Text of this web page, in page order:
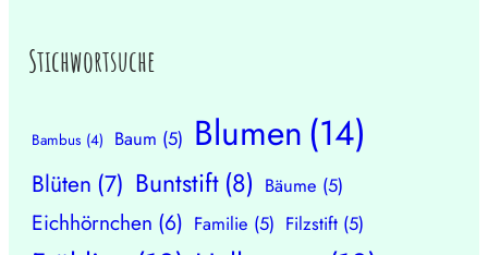
Stichwortsuche
Bambus (4) Baum (5) Blumen(14)
Blüten (7) Buntstift (8) Bäume (5)
Eichhörnchen (6) Familie (5) Filzstift (5)